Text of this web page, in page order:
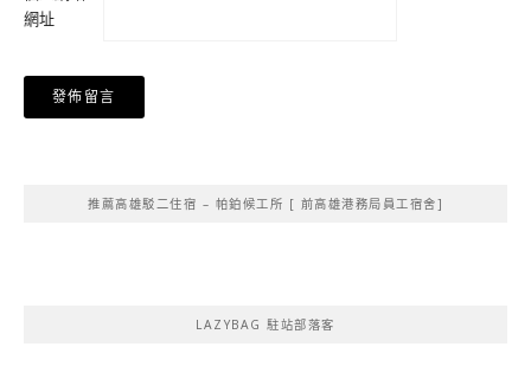
網址
推薦高雄駁二住宿 – 帕鉑候工所 [ 前高雄港務局員工宿舍]
LAZYBAG 駐站部落客